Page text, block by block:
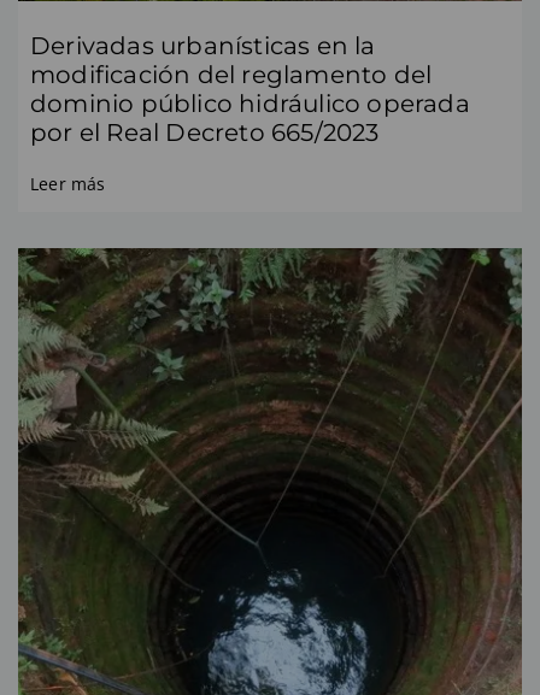
Derivadas urbanísticas en la
modificación del reglamento del
dominio público hidráulico operada
por el Real Decreto 665/2023
Leer más